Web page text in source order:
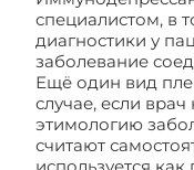
специалистом, в
диагностики у
заболевание
Ещё один вид
случае, если
этимологию
считают